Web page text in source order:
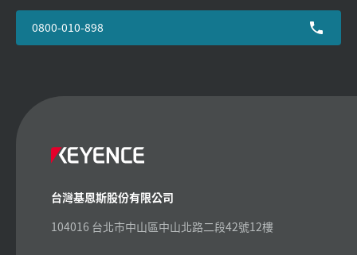
0800-010-898
台灣基恩斯股份有限公司
104016 台北市中山區中山北路二段42號12樓